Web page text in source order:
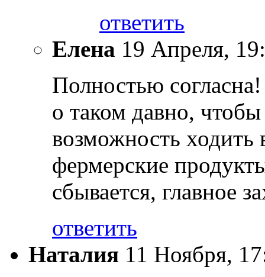
ответить
Елена 19 Апреля,
Полностью
о таком давно,
возможность ходить
фермерские
сбывается, главное
ответить
Наталия 11 Ноября,